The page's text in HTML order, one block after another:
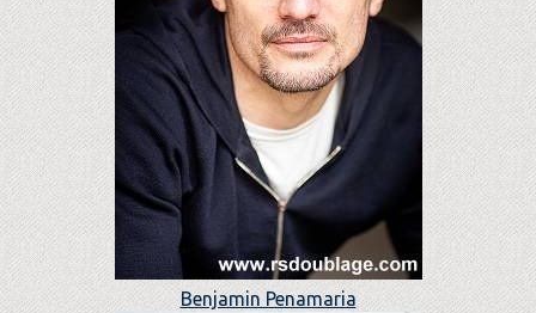
Benjamin Penamaria